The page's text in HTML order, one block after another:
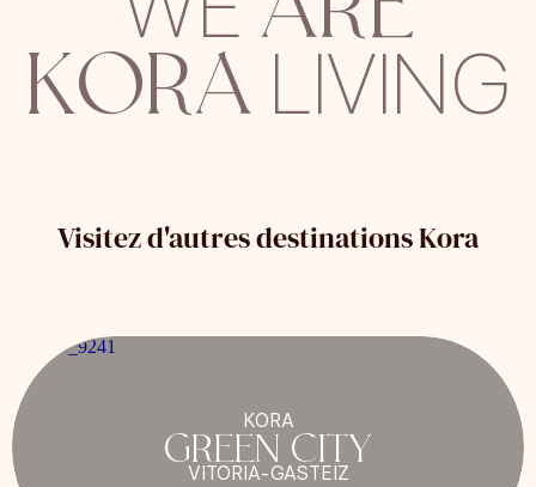
KORA LIVING
Visitez d'autres destinations Kora
KORA
GREEN CITY
VITORIA-GASTEIZ